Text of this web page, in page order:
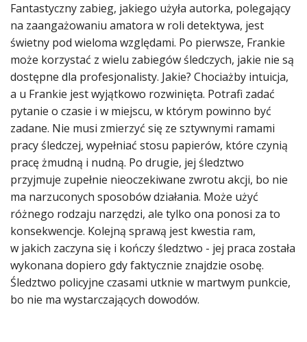
Fantastyczny zabieg, jakiego użyła autorka, polegający
na zaangażowaniu amatora w roli detektywa, jest
świetny pod wieloma względami. Po pierwsze, Frankie
może korzystać z wielu zabiegów śledczych, jakie nie są
dostępne dla profesjonalisty. Jakie? Chociażby intuicja,
a u Frankie jest wyjątkowo rozwinięta. Potrafi zadać
pytanie o czasie i w miejscu, w którym powinno być
zadane. Nie musi zmierzyć się ze sztywnymi ramami
pracy śledczej, wypełniać stosu papierów, które czynią
pracę żmudną i nudną. Po drugie, jej śledztwo
przyjmuje zupełnie nieoczekiwane zwrotu akcji, bo nie
ma narzuconych sposobów działania. Może użyć
różnego rodzaju narzędzi, ale tylko ona ponosi za to
konsekwencje. Kolejną sprawą jest kwestia ram,
w jakich zaczyna się i kończy śledztwo - jej praca została
wykonana dopiero gdy faktycznie znajdzie osobę.
Śledztwo policyjne czasami utknie w martwym punkcie,
bo nie ma wystarczających dowodów.